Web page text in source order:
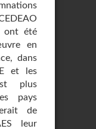
ont été
en
dans
et les
plus
pays
de
leur